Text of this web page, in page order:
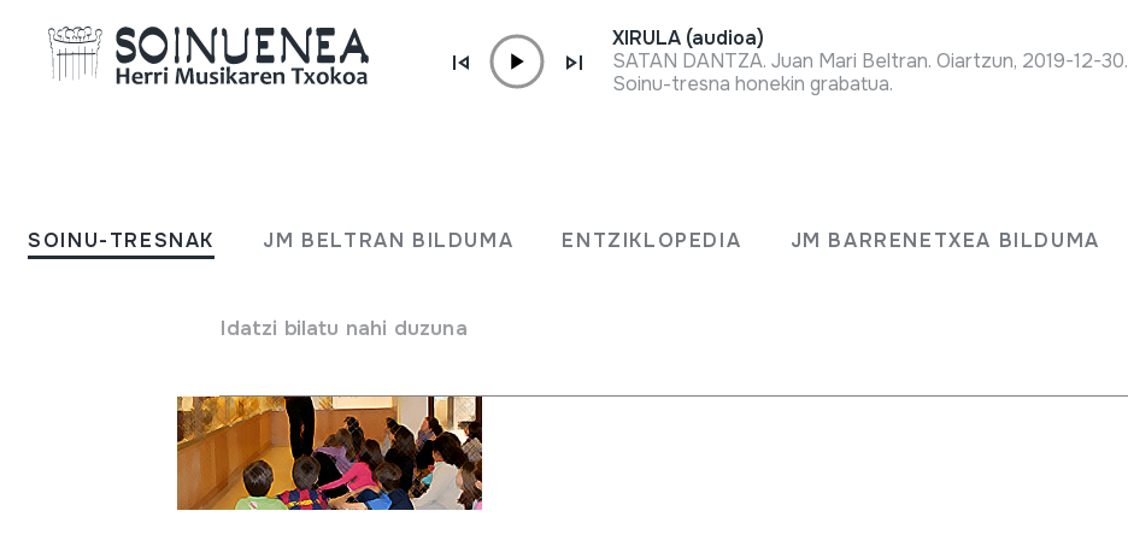
SOINU-TRESNAK JM BELTRAN BILDUMA ENTZIKLOPEDIA JM BARRENETXEA BILDUMA
Idatzi bilatu nahi duzuna
XIRULA (audioa)
SATAN DANTZA. Juan Mari Beltran. Oiartzun, 2019-12-30.
Soinu-tresna honekin grabatua.
Bisitan etortzeko aukerak